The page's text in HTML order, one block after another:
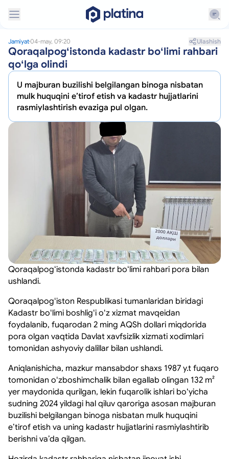
Jamiyat04-may, 09:20 Ulashish
Qoraqalpogʻistonda kadastr boʻlimi rahbari
qoʻlga olindi
U majburan buzilishi belgilangan binoga nisbatan
mulk huquqini eʼtirof etish va kadastr hujjatlarini
rasmiylashtirish evaziga pul olgan.
Qoraqalpogʻistonda kadastr boʻlimi rahbari pora bilan
ushlandi.
Qoraqalpogʻiston Respublikasi tumanlaridan biridagi
Kadastr boʻlimi boshligʻi oʻz xizmat mavqeidan
foydalanib, fuqarodan 2 ming AQSh dollari miqdorida
pora olgan vaqtida Davlat xavfsizlik xizmati xodimlari
tomonidan ashyoviy dalillar bilan ushlandi.
Aniqlanishicha, mazkur mansabdor shaxs 1987 y.t fuqaro
tomonidan oʻzboshimchalik bilan egallab olingan 132 m²
yer maydonida qurilgan, lekin fuqarolik ishlari boʻyicha
sudning 2024 yildagi hal qiluv qaroriga asosan majburan
buzilishi belgilangan binoga nisbatan mulk huquqini
eʼtirof etish va uning kadastr hujjatlarini rasmiylashtirib
berishni vaʼda qilgan.